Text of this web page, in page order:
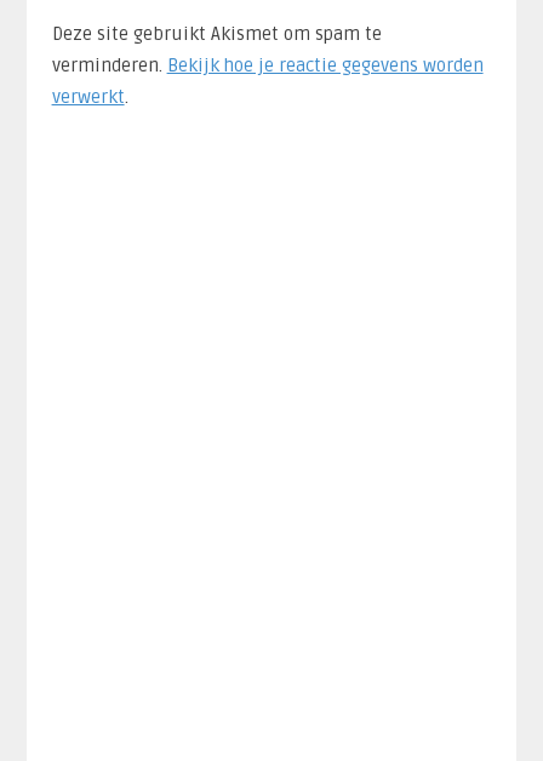
Deze site gebruikt Akismet om spam te
verminderen. Bekijk hoe je reactie gegevens worden
verwerkt